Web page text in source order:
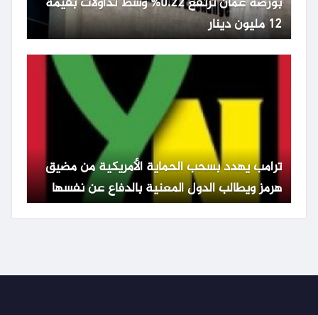
12 مليون دينار
ترامب يهدد بسحب الحماية الأمريكية من مضيق
هرمز ويطالب الدول المعنية بالدفاع عن نفسها